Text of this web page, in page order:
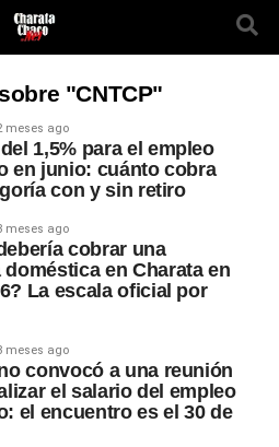
"CNTCP"
meses ago
1,5% para el empleo
en junio: cuánto cobra
con y sin retiro
meses ago
cobrar una
doméstica en Charata en
La escala oficial por
meses ago
convocó a una reunión
el salario del empleo
el encuentro es el 30 de